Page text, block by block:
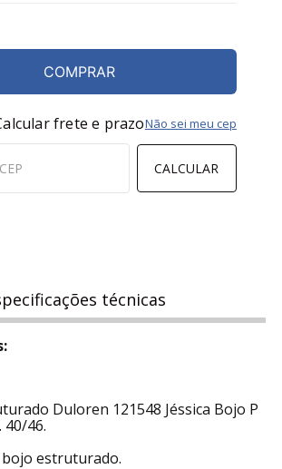
COMPRAR
frete e prazo
CALCULAR
Não sei meu cep
técnicas
Duloren 121548 Jéssica Bojo P
40/46.
estruturado.